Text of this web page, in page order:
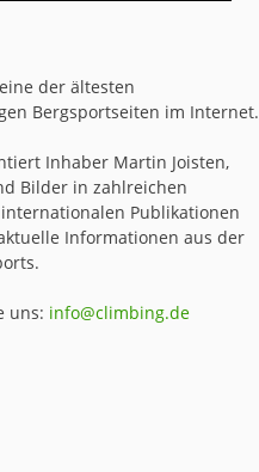
der ältesten
Bergsportseiten im Internet.
Inhaber Martin Joisten,
Bilder in zahlreichen
Publikationen
Informationen aus der
uns: info@climbing.de